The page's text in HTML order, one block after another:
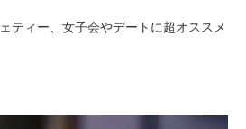
ティー、女子会やデートに超オススメ